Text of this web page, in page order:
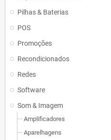
Pilhas & Baterias
POS
Promoções
Recondicionados
Redes
Software
Som & Imagem
Amplificadores
Aparelhagens